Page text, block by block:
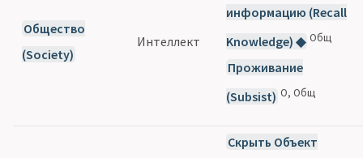
Общество
(Society)
Интеллект
информацию (Recall
Knowledge) ◆ Общ
Проживание
(Subsist) О, Общ
Скрыть Объект